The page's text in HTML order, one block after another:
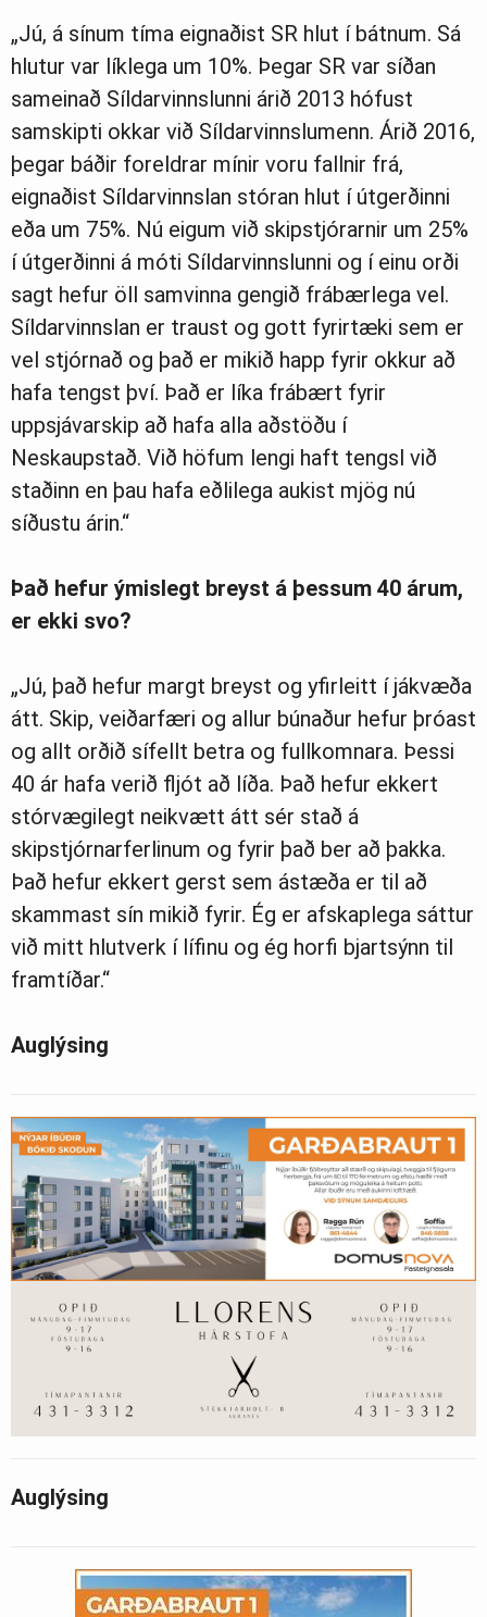
„Jú, á sínum tíma eignaðist SR hlut í bátnum. Sá
hlutur var líklega um 10%. Þegar SR var síðan
sameinað Síldarvinnslunni árið 2013 hófust
samskipti okkar við Síldarvinnslumenn. Árið 2016,
þegar báðir foreldrar mínir voru fallnir frá,
eignaðist Síldarvinnslan stóran hlut í útgerðinni
eða um 75%. Nú eigum við skipstjórarnir um 25%
í útgerðinni á móti Síldarvinnslunni og í einu orði
sagt hefur öll samvinna gengið frábærlega vel.
Síldarvinnslan er traust og gott fyrirtæki sem er
vel stjórnað og það er mikið happ fyrir okkur að
hafa tengst því. Það er líka frábært fyrir
uppsjávarskip að hafa alla aðstöðu í
Neskaupstað. Við höfum lengi haft tengsl við
staðinn en þau hafa eðlilega aukist mjög nú
síðustu árin.“
Það hefur ýmislegt breyst á þessum 40 árum,
er ekki svo?
„Jú, það hefur margt breyst og yfirleitt í jákvæða
átt. Skip, veiðarfæri og allur búnaður hefur þróast
og allt orðið sífellt betra og fullkomnara. Þessi
40 ár hafa verið fljót að líða. Það hefur ekkert
stórvægilegt neikvætt átt sér stað á
skipstjórnarferlinum og fyrir það ber að þakka.
Það hefur ekkert gerst sem ástæða er til að
skammast sín mikið fyrir. Ég er afskaplega sáttur
við mitt hlutverk í lífinu og ég horfi bjartsýnn til
framtíðar.“
Auglýsing
Auglýsing